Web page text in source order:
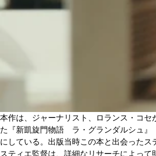
本作は、ジャーナリスト、ロランス・コセ
た『新凱旋門物語 ラ・グランダルシュ』
にしている。出版当時この本と出会ったス
スティエ監督は、詳細なリサーチによって